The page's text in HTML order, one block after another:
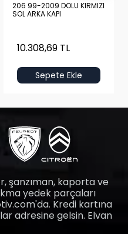
206 99-2009 DOLU KIRMIZI
SOL ARKA KAPI
10.308,69 TL
Sepete Ekle
şanzıman, kaporta ve
yedek parçaları
Kredi kartına
adresine gelsin. Elvan